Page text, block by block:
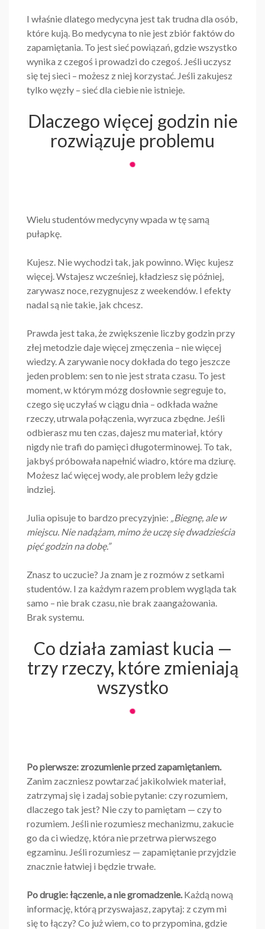
I właśnie dlatego medycyna jest tak trudna dla osób,
które kują. Bo medycyna to nie jest zbiór faktów do
zapamiętania. To jest sieć powiązań, gdzie wszystko
wynika z czegoś i prowadzi do czegoś. Jeśli uczysz
się tej sieci – możesz z niej korzystać. Jeśli zakujesz
tylko węzły – sieć dla ciebie nie istnieje.
Dlaczego więcej godzin nie
rozwiązuje problemu
Wielu studentów medycyny wpada w tę samą
pułapkę.
Kujesz. Nie wychodzi tak, jak powinno. Więc kujesz
więcej. Wstajesz wcześniej, kładziesz się później,
zarywasz noce, rezygnujesz z weekendów. I efekty
nadal są nie takie, jak chcesz.
Prawda jest taka, że zwiększenie liczby godzin przy
złej metodzie daje więcej zmęczenia – nie więcej
wiedzy. A zarywanie nocy dokłada do tego jeszcze
jeden problem: sen to nie jest strata czasu. To jest
moment, w którym mózg dosłownie segreguje to,
czego się uczyłaś w ciągu dnia – odkłada ważne
rzeczy, utrwala połączenia, wyrzuca zbędne. Jeśli
odbierasz mu ten czas, dajesz mu materiał, który
nigdy nie trafi do pamięci długoterminowej. To tak,
jakbyś próbowała napełnić wiadro, które ma dziurę.
Możesz lać więcej wody, ale problem leży gdzie
indziej.
Julia opisuje to bardzo precyzyjnie: „Biegnę, ale w
miejscu. Nie nadążam, mimo że uczę się dwadzieścia
pięć godzin na dobę.”
Znasz to uczucie? Ja znam je z rozmów z setkami
studentów. I za każdym razem problem wygląda tak
samo – nie brak czasu, nie brak zaangażowania.
Brak systemu.
Co działa zamiast kucia —
trzy rzeczy, które zmieniają
wszystko
Po pierwsze: zrozumienie przed zapamiętaniem.
Zanim zaczniesz powtarzać jakikolwiek materiał,
zatrzymaj się i zadaj sobie pytanie: czy rozumiem,
dlaczego tak jest? Nie czy to pamiętam — czy to
rozumiem. Jeśli nie rozumiesz mechanizmu, zakucie
go da ci wiedzę, która nie przetrwa pierwszego
egzaminu. Jeśli rozumiesz — zapamiętanie przyjdzie
znacznie łatwiej i będzie trwałe.
Po drugie: łączenie, a nie gromadzenie. Każdą nową
informację, którą przyswajasz, zapytaj: z czym mi
się to łączy? Co już wiem, co to przypomina, gdzie